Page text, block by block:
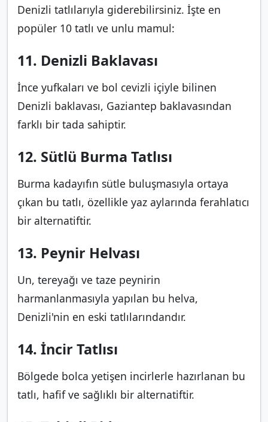
Denizli tatlılarıyla giderebilirsiniz. İşte en
popüler 10 tatlı ve unlu mamul:
11. Denizli Baklavası
İnce yufkaları ve bol cevizli içiyle bilinen
Denizli baklavası, Gaziantep baklavasından
farklı bir tada sahiptir.
12. Sütlü Burma Tatlısı
Burma kadayıfın sütle buluşmasıyla ortaya
çıkan bu tatlı, özellikle yaz aylarında ferahlatıcı
bir alternatiftir.
13. Peynir Helvası
Un, tereyağı ve taze peynirin
harmanlanmasıyla yapılan bu helva,
Denizli'nin en eski tatlılarındandır.
14. İncir Tatlısı
Bölgede bolca yetişen incirlerle hazırlanan bu
tatlı, hafif ve sağlıklı bir alternatiftir.